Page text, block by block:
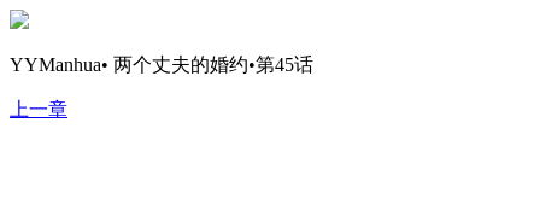
YYManhua• 两个丈夫的婚约•第45话
上一章